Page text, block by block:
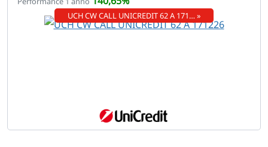
UCH CW CALL UNICREDIT 62 A 171… »